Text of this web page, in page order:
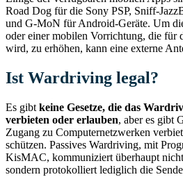
Road Dog für die Sony PSP, Sniff-
und G-MoN für Android-Geräte. Um
oder einer mobilen Vorrichtung, die für
wird, zu erhöhen, kann eine externe
Ist Wardriving legal?
Es gibt keine Gesetze, die das
verbieten oder erlauben, aber es gibt
Zugang zu Computernetzwerken
schützen. Passives Wardriving, mit
KisMAC, kommuniziert überhaupt
sondern protokolliert lediglich die